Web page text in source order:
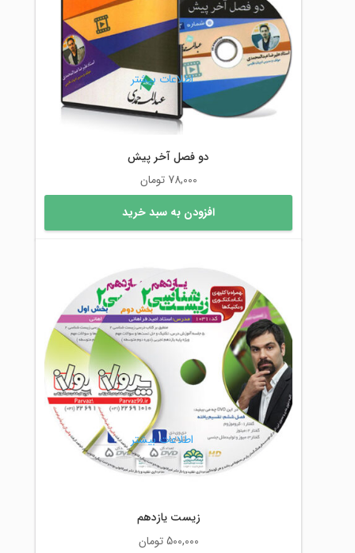
اطلاعات بیشتر
دو فصل آخر پیش
78,000 تومان
افزودن به سبد خرید
اطلاعات بیشتر
زیست یازدهم
500,000 تومان